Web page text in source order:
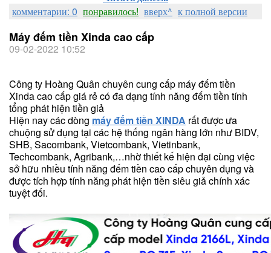
комментарии: 0 понравилось! вверх^ к полной версии
Máy đếm tiền Xinda cao cấp
09-02-2022 10:52
Công ty Hoàng Quân chuyên cung cấp máy đếm tiền
Xinda cao cấp giá rẻ có đa dạng tính năng đếm tiền tính
tổng phát hiện tiền giả
Hiện nay các dòng máy đếm tiền XINDA rất được ưa
chuộng sử dụng tại các hệ thống ngân hàng lớn như BIDV,
SHB, Sacombank, Vietcombank, Vietinbank,
Techcombank, Agribank,…nhờ thiết kế hiện đại cùng việc
sở hữu nhiều tính năng đếm tiền cao cấp chuyên dụng và
được tích hợp tính năng phát hiện tiền siêu giả chính xác
tuyệt đối.